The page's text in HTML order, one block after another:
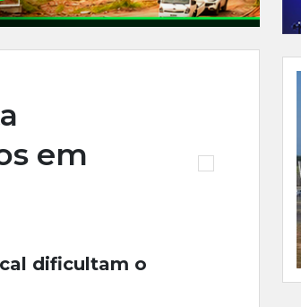
em
dificultam o